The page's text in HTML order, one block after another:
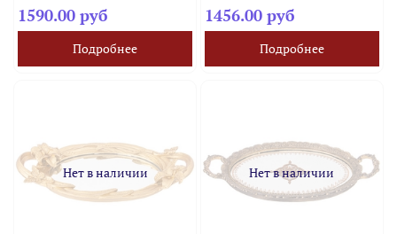
1590.00 руб
Подробнее
1456.00 руб
Подробнее
Нет в наличии Нет в наличии